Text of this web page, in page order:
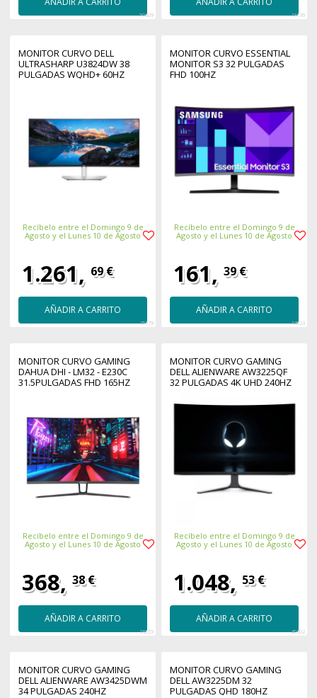
50609 43139
MONITOR CURVO DELL
ULTRASHARP U3824DW 38
PULGADAS WQHD+ 60HZ
Recíbelo entre el Domingo 9 de
Agosto y el Lunes 10 de Agosto
1.261, 69 €
AÑADIR A CARRITO
45379
MONITOR CURVO ESSENTIAL
MONITOR S3 32 PULGADAS
FHD 100HZ
Recíbelo entre el Domingo 9 de
Agosto y el Lunes 10 de Agosto
161, 39 €
AÑADIR A CARRITO
44823
MONITOR CURVO GAMING
DAHUA DHI - LM32 - E230C
31.5PULGADAS FHD 165HZ
Recíbelo entre el Domingo 9 de
Agosto y el Lunes 10 de Agosto
368, 38 €
AÑADIR A CARRITO
18555
MONITOR CURVO GAMING
DELL ALIENWARE AW3225QF
32 PULGADAS 4K UHD 240HZ
Recíbelo entre el Domingo 9 de
Agosto y el Lunes 10 de Agosto
1.048, 53 €
AÑADIR A CARRITO
40302
MONITOR CURVO GAMING
DELL ALIENWARE AW3425DWM
34 PULGADAS 240HZ
MONITOR CURVO GAMING
DELL AW3225DM 32
PULGADAS QHD 180HZ